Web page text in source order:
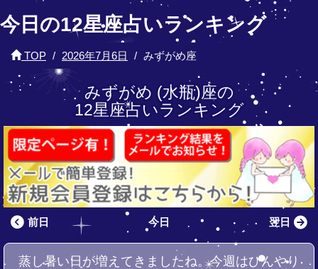
今日の12星座占いランキング
TOP 2026年7月6日 みずがめ座
みずがめ (水瓶)座の
12星座占いランキング
前日 今日 翌日
蒸し暑い日が増えてきましたね。今週はひんやり